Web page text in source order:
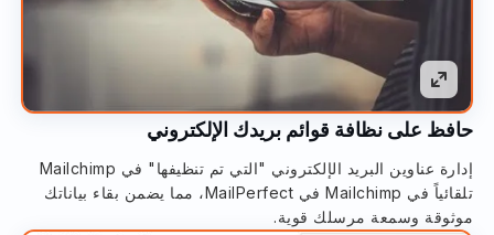
حافظ على نظافة قوائم بريدك الإلكتروني
إدارة عناوين البريد الإلكتروني "التي تم تنظيفها" في Mailchimp
تلقائياً في Mailchimp في MailPerfect، مما يضمن بقاء بياناتك
موثوقة وسمعة مرسلك قوية.